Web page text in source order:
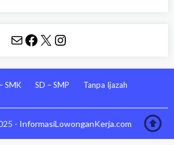
Mail Facebook X Instagram
SMK SD – SMP Tanpa Ijazah
- InformasiLowonganKerja.com